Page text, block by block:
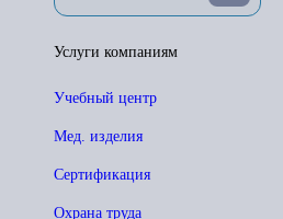
Услуги компаниям
Учебный центр
Мед. изделия
Сертификация
Охрана труда